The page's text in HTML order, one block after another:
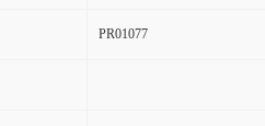
PR01077